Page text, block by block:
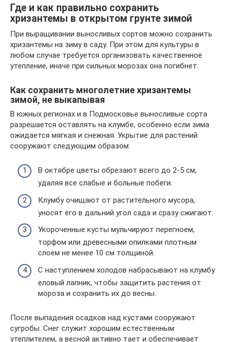
Где и как правильно сохранить
хризантемы в открытом грунте зимой
При выращивании выносливых сортов можно сохранить
хризантемы на зиму в саду. При этом для культуры в
любом случае требуется организовать качественное
утепление, иначе при сильных морозах она погибнет.
Как сохранить многолетние хризантемы
зимой, не выкапывая
В южных регионах и в Подмосковье выносливые сорта
разрешается оставлять на клумбе, особенно если зима
ожидается мягкая и снежная. Укрытие для растений
сооружают следующим образом:
В октябре цветы обрезают всего до 2-5 см,
удаляя все слабые и больные побеги.
Клумбу очищают от растительного мусора,
уносят его в дальний угол сада и сразу сжигают.
Укороченные кусты мульчируют перегноем,
торфом или древесными опилками плотным
слоем не менее 10 см толщиной.
С наступлением холодов набрасывают на клумбу
еловый лапник, чтобы защитить растения от
мороза и сохранить их до весны.
После выпадения осадков над кустами сооружают
сугробы. Снег служит хорошим естественным
утеплителем, а весной активно тает и обеспечивает